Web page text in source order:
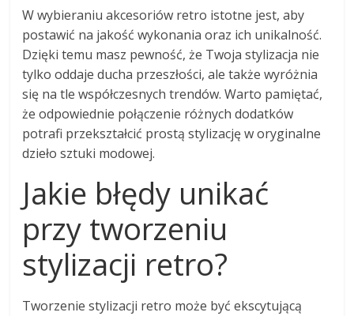
W wybieraniu akcesoriów retro istotne jest, aby
postawić na jakość wykonania oraz ich unikalność.
Dzięki temu masz pewność, że Twoja stylizacja nie
tylko oddaje ducha przeszłości, ale także wyróżnia
się na tle współczesnych trendów. Warto pamiętać,
że odpowiednie połączenie różnych dodatków
potrafi przekształcić prostą stylizację w oryginalne
dzieło sztuki modowej.
Jakie błędy unikać
przy tworzeniu
stylizacji retro?
Tworzenie stylizacji retro może być ekscytującą